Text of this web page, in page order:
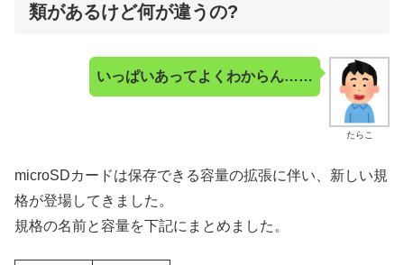
類があるけど何が違うの?
たらこ
いっぱいあってよくわからん……
microSDカードは保存できる容量の拡張に伴い、新しい規
格が登場してきました。
規格の名前と容量を下記にまとめました。